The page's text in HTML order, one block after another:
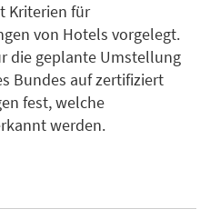
Kriterien für
von Hotels vorgelegt.
die geplante Umstellung
Bundes auf zertifiziert
fest, welche
werden.